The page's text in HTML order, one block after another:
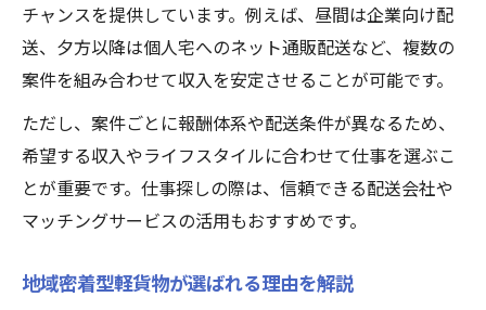
チャンスを提供しています。例えば、昼間は企業向け配
送、夕方以降は個人宅へのネット通販配送など、複数の
案件を組み合わせて収入を安定させることが可能です。
ただし、案件ごとに報酬体系や配送条件が異なるため、
希望する収入やライフスタイルに合わせて仕事を選ぶこ
とが重要です。仕事探しの際は、信頼できる配送会社や
マッチングサービスの活用もおすすめです。
地域密着型軽貨物が選ばれる理由を解説